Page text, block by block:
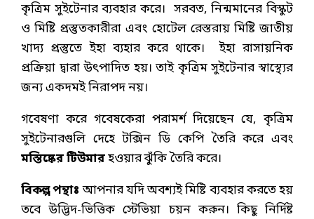
কৃত্রিম সুইটেনার ব্যবহার করে। সরবত, নিন্মমানের বিস্কুট
ও মিষ্টি প্রস্তুতকারীরা এবং হোটেল রেস্তরায় মিষ্টি জাতীয়
খাদ্য প্রস্তুতে ইহা ব্যহার করে থাকে। ইহা রাসায়নিক
প্রক্রিয়া দ্বারা উৎপাদিত হয়। তাই কৃত্রিম সুইটেনার স্বাস্থ্যের
জন্য একদমই নিরাপদ নয়।
গবেষণা করে গবেষকেরা পরামর্শ দিয়েছেন যে, কৃত্রিম
সুইটেনারগুলি দেহে টক্সিন ডি কেপি তৈরি করে এবং
মস্তিষ্কের টিউমারহওয়ার ঝুঁকি তৈরি করে।
বিকল্প পন্থাঃ আপনার যদি অবশ্যই মিষ্টি ব্যবহার করতে হয়
তবে উদ্ভিদ-ভিত্তিক স্টেভিয়া চয়ন করুন। কিছু নির্দিষ্ট